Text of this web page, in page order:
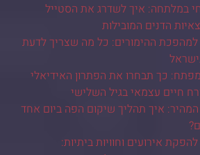
במלתחה: איך לשדרג את הסטייל
הדנים המובילות
ההימורים: כל מה שצריך לדעת
כך תבחרו את הפתרון האידיאלי
חיים עצמאי בגיל השלישי
איך תהליך שיקום הפה ביום אחד
אירועים וחוויות ביתיות: